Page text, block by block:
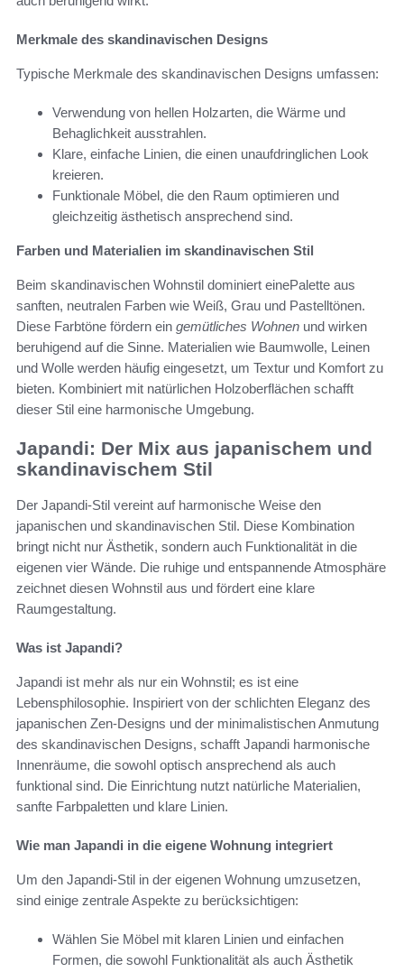
Merkmale des skandinavischen Designs
Typische Merkmale des skandinavischen Designs umfassen:
Verwendung von hellen Holzarten, die Wärme und
Behaglichkeit ausstrahlen.
Klare, einfache Linien, die einen unaufdringlichen Look
kreieren.
Funktionale Möbel, die den Raum optimieren und
gleichzeitig ästhetisch ansprechend sind.
Farben und Materialien im skandinavischen Stil
Beim skandinavischen Wohnstil dominiert einePalette aus
sanften, neutralen Farben wie Weiß, Grau und Pastelltönen.
Diese Farbtöne fördern ein gemütliches Wohnen und wirken
beruhigend auf die Sinne. Materialien wie Baumwolle, Leinen
und Wolle werden häufig eingesetzt, um Textur und Komfort zu
bieten. Kombiniert mit natürlichen Holzoberflächen schafft
dieser Stil eine harmonische Umgebung.
Japandi: Der Mix aus japanischem und
skandinavischem Stil
Der Japandi-Stil vereint auf harmonische Weise den
japanischen und skandinavischen Stil. Diese Kombination
bringt nicht nur Ästhetik, sondern auch Funktionalität in die
eigenen vier Wände. Die ruhige und entspannende Atmosphäre
zeichnet diesen Wohnstil aus und fördert eine klare
Raumgestaltung.
Was ist Japandi?
Japandi ist mehr als nur ein Wohnstil; es ist eine
Lebensphilosophie. Inspiriert von der schlichten Eleganz des
japanischen Zen-Designs und der minimalistischen Anmutung
des skandinavischen Designs, schafft Japandi harmonische
Innenräume, die sowohl optisch ansprechend als auch
funktional sind. Die Einrichtung nutzt natürliche Materialien,
sanfte Farbpaletten und klare Linien.
Wie man Japandi in die eigene Wohnung integriert
Um den Japandi-Stil in der eigenen Wohnung umzusetzen,
sind einige zentrale Aspekte zu berücksichtigen:
Wählen Sie Möbel mit klaren Linien und einfachen
Formen, die sowohl Funktionalität als auch Ästhetik